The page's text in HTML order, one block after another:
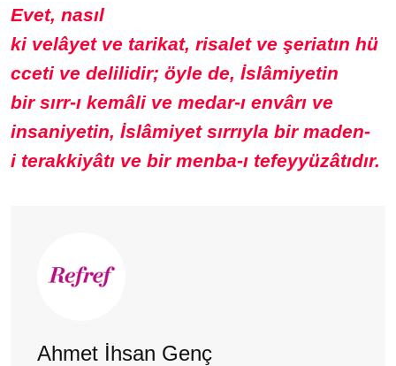
Evet, nasıl
ki velâyet ve tarikat, risalet ve şeriatın hü
cceti ve delilidir; öyle de, İslâmiyetin
bir sırr-ı kemâli ve medar-ı envârı ve
insaniyetin, İslâmiyet sırrıyla bir maden-
i terakkiyâtı ve bir menba-ı tefeyyüzâtıdır.
Ahmet İhsan Genç